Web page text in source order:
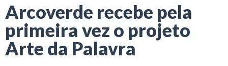
Arcoverde recebe pela
primeira vez o projeto
Arte da Palavra